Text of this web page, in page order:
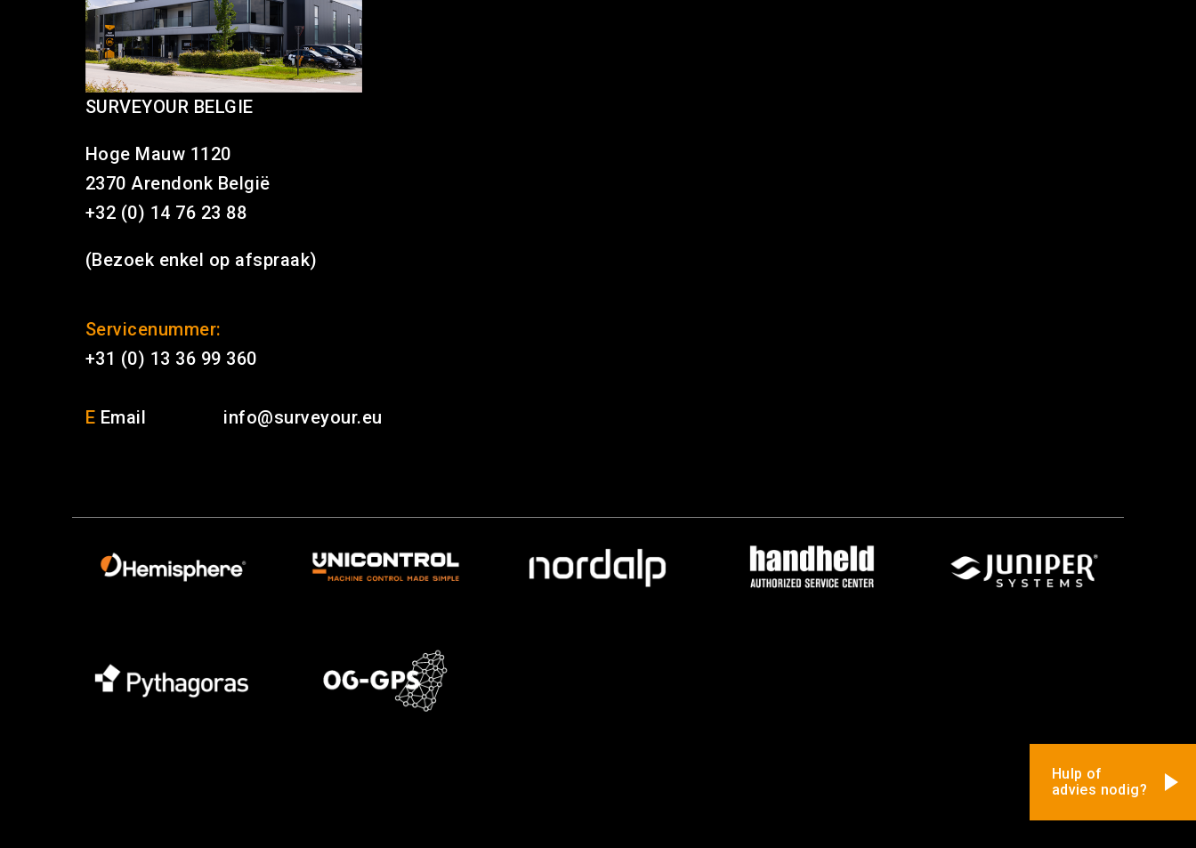
Hulp of
advies nodig?
SURVEYOUR BELGIE
Hoge Mauw 1120
2370 Arendonk België
+32 (0) 14 76 23 88
(Bezoek enkel op afspraak)
Servicenummer:
+31 (0) 13 36 99 360
E Email info@surveyour.eu